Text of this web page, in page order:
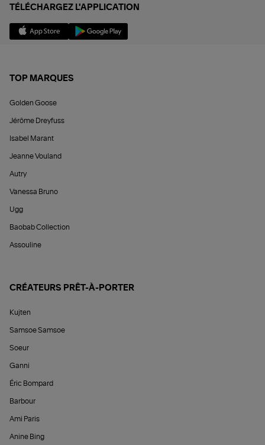
TÉLÉCHARGEZ L'APPLICATION
TOP MARQUES
Golden Goose
Jérôme Dreyfuss
Isabel Marant
Jeanne Vouland
Autry
Vanessa Bruno
Ugg
Baobab Collection
Assouline
CRÉATEURS PRÊT-À-PORTER
Kujten
Samsoe Samsoe
Soeur
Ganni
Éric Bompard
Barbour
Ami Paris
Anine Bing